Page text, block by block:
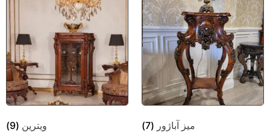
ویترین (9) میز آباژور (7)